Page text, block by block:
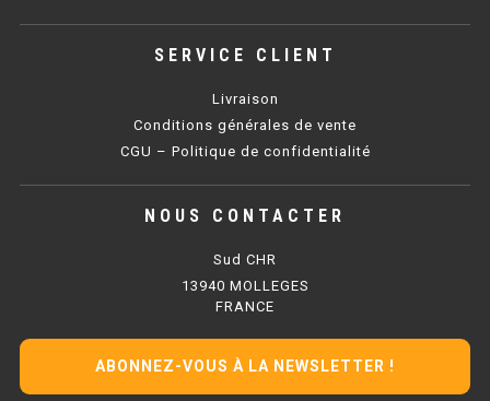
SALADETTE COMPACTE
SALADETTE 800 VITRÉE
SERVICE CLIENT
Livraison
Conditions générales de vente
CGU – Politique de confidentialité
NOUS CONTACTER
Sud CHR
13940 MOLLEGES
FRANCE
ABONNEZ-VOUS À LA NEWSLETTER !